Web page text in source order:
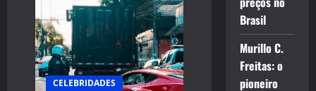
a
t
i
CELEBRIDADES
Brasil
Murillo C.
Freitas: o
pioneiro